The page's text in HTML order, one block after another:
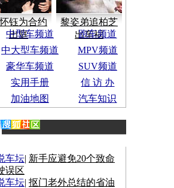
钰为合约
出庭
黎姿弟追柏芝
出车祸
中型车频道
跑车频道
中大型车频道
MPV频道
豪华车频道
SUV频道
实用手册
信 访 办
加油地图 汽车知识
车坛| 新手应避免20个致命
误区
车坛| 抠门老外总结的省油